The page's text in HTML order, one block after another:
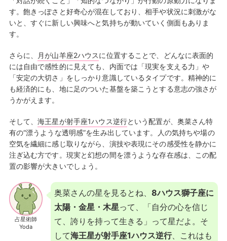
す。飽きっぽさと好奇心が混在しており、相手や状況に刺激がな
いと、すぐに新しい興味へと気持ちが動いていく側面もありま
す。
さらに、 月が山羊座2ハウスに位置することで、どんなに表面的
には自由で感性的に見えても、内面では「現実を支える力」や
「安定の大切さ」をしっかり意識しているタイプです。精神的に
も経済的にも、地に足のついた基盤を築こうとする意志の強さが
うかがえます。
そして、海王星が射手座1ハウス逆行という配置が、奥菜さん特
有の“漂うような透明感”を生み出しています。人の気持ちや場の
空気を繊細に感じ取りながら、演技や表現にその感受性を静かに
注ぎ込む方です。現実と幻想の間を漂うような存在感は、この配
置の影響が大きいでしょう。
占星術師
Yoda
奥菜さんの星を見るとね、 8ハウス獅子座に
太陽・金星・木星って、「自分の心を信じ
て、誇りを持って生きる」って星だよ。そ
して海王星が射手座1ハウス逆行、これはも